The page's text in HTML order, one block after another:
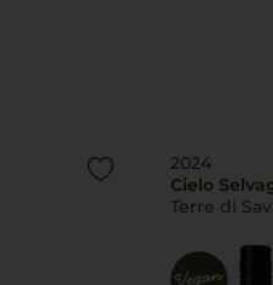
2024
Cielo
Terre di